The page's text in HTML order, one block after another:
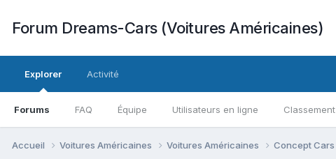
Forum Dreams-Cars (Voitures Américaines)
Explorer
Forums FAQ Équipe Utilisateurs en ligne Classement
Activité
Accueil Voitures Américaines Voitures Américaines Concept Cars